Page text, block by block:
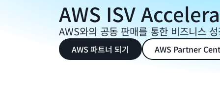
AWS ISV
AWS와의 공동 판매를 통한 비즈니스
AWS 파트너 되기 AWS Partner